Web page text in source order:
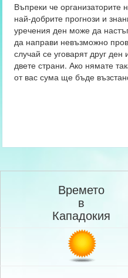
Въпреки че организаторите
най-добрите прогнози и
уречения ден може да
да направи невъзможно
случай се уговарят друг
двете страни. Ако нямате
от вас сума ще бъде
Времето
в
Кападокия